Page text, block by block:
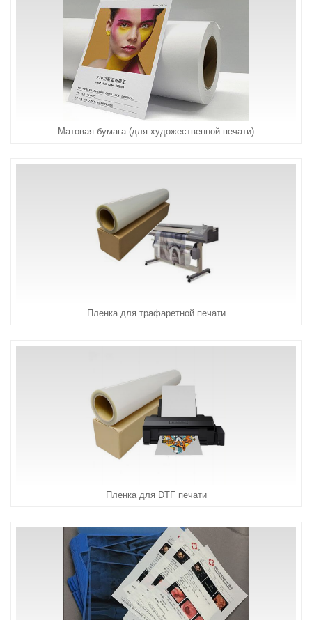
Матовая бумага (для художественной печати)
Пленка для трафаретной печати
Пленка для DTF печати